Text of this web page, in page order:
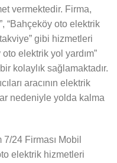
vermektedir. Firma,
“Bahçeköy oto elektrik
gibi hizmetleri
elektrik yol yardım”
kolaylık sağlamaktadır.
aracının elektrik
nedeniyle yolda kalma
24 Firması Mobil
elektrik hizmetleri